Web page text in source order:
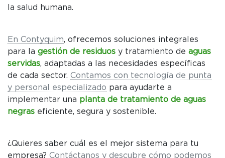
la salud humana.
En Contyquim, ofrecemos soluciones integrales
para la gestión de residuos y tratamiento de aguas
servidas, adaptadas a las necesidades específicas
de cada sector. Contamos con tecnología de punta
y personal especializado para ayudarte a
implementar una planta de tratamiento de aguas
negras eficiente, segura y sostenible.
¿Quieres saber cuál es el mejor sistema para tu
empresa? Contáctanos y descubre cómo podemos